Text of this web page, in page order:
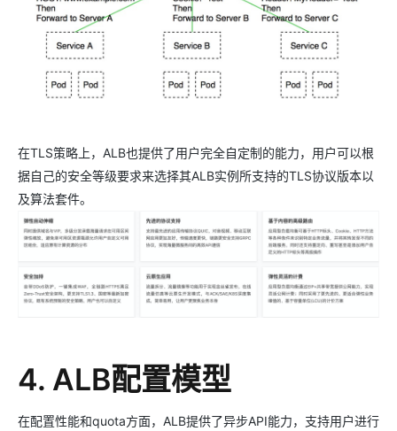
在TLS策略上，ALB也提供了用户完全自定制的能力，用户可以根
据自己的安全等级要求来选择其ALB实例所支持的TLS协议版本以
及算法套件。
4. ALB配置模型
在配置性能和quota方面，ALB提供了异步API能力，支持用户进行